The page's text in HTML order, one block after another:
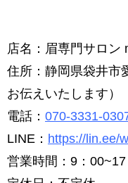
店名：眉専門サロン
住所：静岡県袋井市
お伝えいたします）
電話： 070-3331-
LINE： https://lin.ee/
営業時間：9：